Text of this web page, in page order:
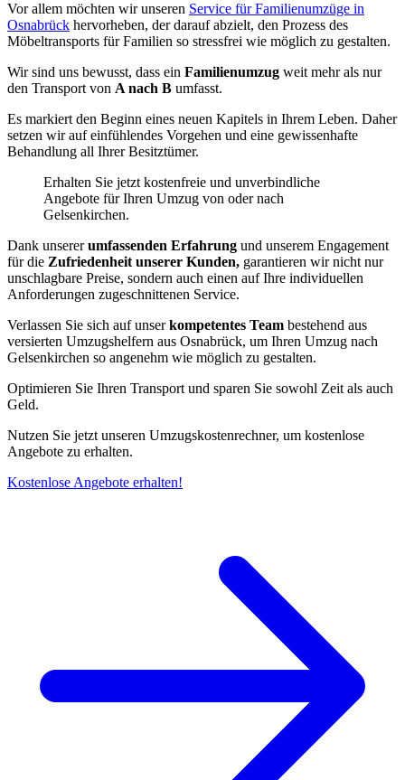
Vor allem möchten wir unseren Service für Familienumzüge in
Osnabrück hervorheben, der darauf abzielt, den Prozess des
Möbeltransports für Familien so stressfrei wie möglich zu gestalten.
Wir sind uns bewusst, dass ein Familienumzug weit mehr als nur
den Transport von A nach B umfasst.
Es markiert den Beginn eines neuen Kapitels in Ihrem Leben. Daher
setzen wir auf einfühlendes Vorgehen und eine gewissenhafte
Behandlung all Ihrer Besitztümer.
Erhalten Sie jetzt kostenfreie und unverbindliche
Angebote für Ihren Umzug von oder nach
Gelsenkirchen.
Dank unsererumfassenden Erfahrung und unserem Engagement
für die Zufriedenheit unserer Kunden, garantieren wir nicht nur
unschlagbare Preise, sondern auch einen auf Ihre individuellen
Anforderungen zugeschnittenen Service.
Verlassen Sie sich auf unserkompetentes Team bestehend aus
versierten Umzugshelfern aus Osnabrück, um Ihren Umzug nach
Gelsenkirchen so angenehm wie möglich zu gestalten.
Optimieren Sie Ihren Transport und sparen Sie sowohl Zeit als auch
Geld.
Nutzen Sie jetzt unseren Umzugskostenrechner, um kostenlose
Angebote zu erhalten.
Kostenlose Angebote erhalten!